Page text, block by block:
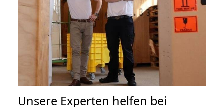
Unsere Experten helfen bei